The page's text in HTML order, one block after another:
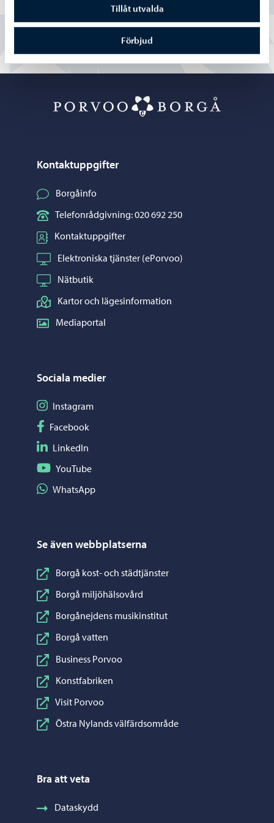
Tillåt utvalda
Förbjud
Nej
Kontaktuppgifter
Borgåinfo
Telefonrådgivning: 020 692 250
Kontaktuppgifter
Elektroniska tjänster (ePorvoo)
Nätbutik
Kartor och lägesinformation
Mediaportal
Sociala medier
Följ på Instagram
Instagram
Följ på Facebook
Facebook
Följ på LinkedIn
LinkedIn
Följ på YouTube
YouTube
Dela på WhatsApp
WhatsApp
Se även webbplatserna
Borgå kost- och städtjänster
Borgå miljöhälsovård
Borgånejdens musikinstitut
Borgå vatten
Business Porvoo
Konstfabriken
Visit Porvoo
Östra Nylands välfärdsområde
Bra att veta
Dataskydd